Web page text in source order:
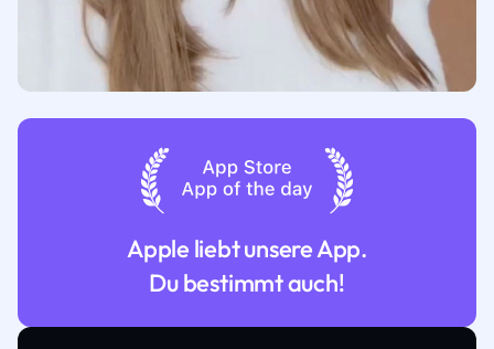
Apple liebt unsere App.
Du bestimmt auch!